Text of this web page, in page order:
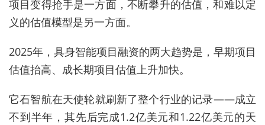
项目变得抢手是一方面，不断攀升的估值，和难以定
义的估值模型是另一方面。
2025年，具身智能项目融资的两大趋势是，早期项目
估值抬高、成长期项目估值上升加快。
它石智航在天使轮就刷新了整个行业的记录——成立
不到半年 ，其先后完成1.2亿美元和1.22亿美元的天